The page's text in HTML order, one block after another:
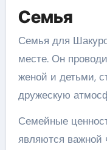
Семья
Семья для
месте. Он
женой и детьми,
дружескую
Семейные
являются важной